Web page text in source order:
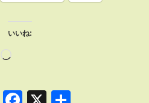
いいね: